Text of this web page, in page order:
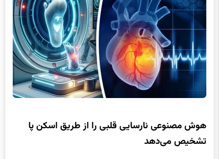
هوش مصنوعی نارسایی قلبی را از طریق اسکن پا
تشخیص می‌دهد